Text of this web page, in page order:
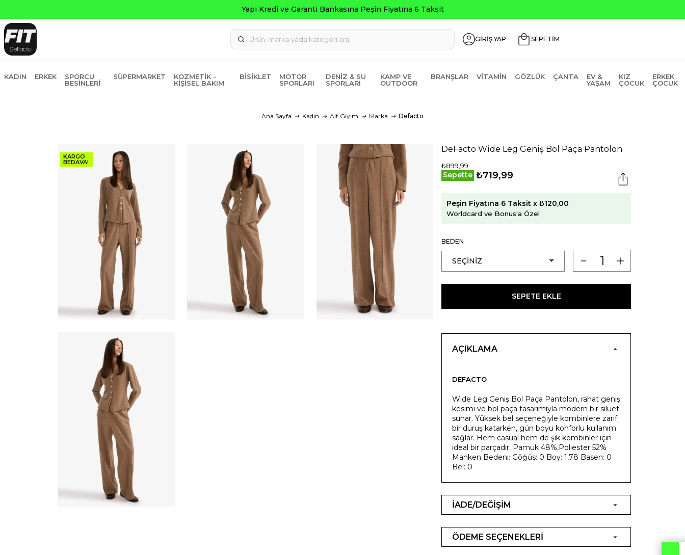
Yapı Kredi ve Garanti Bankasına Peşin Fiyatına 6 Taksit
GİRİŞ YAP SEPETİM
KADIN ERKEK
SPORCU
BESINLERI
SÜPERMARKET
KOZMETIK -
KIŞISEL BAKIM
BISIKLET
MOTOR
SPORLARI
DENIZ & SU
SPORLARI
KAMP VE
OUTDOOR
BRANŞLAR VITAMIN GÖZLÜK ÇANTA
EV &
YAŞAM
KIZ
ÇOCUK
ERKEK
ÇOCUK
Ana Sayfa Kadın Alt Giyim Marka Defacto
KARGO
BEDAVA!
DeFacto Wide Leg Geniş Bol Paça Pantolon
₺899,99
Sepette ₺719,99
Peşin Fiyatına 6 Taksit x ₺120,00
Worldcard ve Bonus'a Özel
BEDEN
SEPETE EKLE
AÇIKLAMA
DEFACTO
Wide Leg Geniş Bol Paça Pantolon, rahat geniş
kesimi ve bol paça tasarımıyla modern bir siluet
sunar. Yüksek bel seçeneğiyle kombinlere zarif
bir duruş katarken, gün boyu konforlu kullanım
sağlar. Hem casual hem de şık kombinler için
ideal bir parçadır. Pamuk 48%,Poliester 52%
Manken Bedeni: Göğüs: 0 Boy: 1,78 Basen: 0
Bel: 0
İADE/DEĞİŞİM
ÖDEME SEÇENEKLERİ